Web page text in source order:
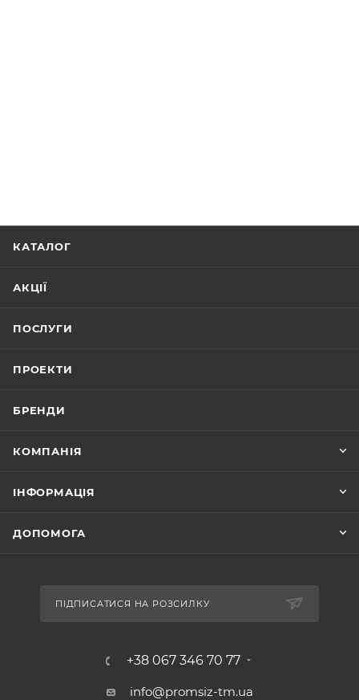
КАТАЛОГ
АКЦІЇ
ПОСЛУГИ
ПРОЕКТИ
БРЕНДИ
КОМПАНІЯ
ІНФОРМАЦІЯ
ДОПОМОГА
ПІДПИСАТИСЯ НА РОЗСИЛКУ
+38 067 346 70 77
info@promsiz-tm.ua